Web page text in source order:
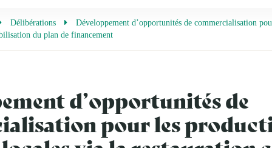
Délibérations
Développement d’opportunités de commercialisation
du plan de financement
d’opportunités de
pour les